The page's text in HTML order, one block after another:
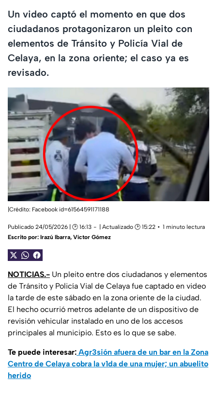
Un video captó el momento en que dos
ciudadanos protagonizaron un pleito con
elementos de Tránsito y Policía Vial de
Celaya, en la zona oriente; el caso ya es
revisado.
|Crédito: Facebook id=61564591171188
Publicado 24/05/2026 | 🕑 16:13 | Actualizado 🕑 15:22
1 minuto lectura
Escrito por: Irazú Ibarra, Víctor Gómez
NOTICIAS.- Un pleito entre dos ciudadanos y elementos
de Tránsito y Policía Vial de Celaya fue captado en video
la tarde de este sábado en la zona oriente de la ciudad.
El hecho ocurrió metros adelante de un dispositivo de
revisión vehicular instalado en uno de los accesos
principales al municipio. Esto es lo que se sabe.
Te puede interesar: Agr3sión afuera de un bar en la Zona
Centro de Celaya cobra la v1da de una mujer; un abuelito
herido